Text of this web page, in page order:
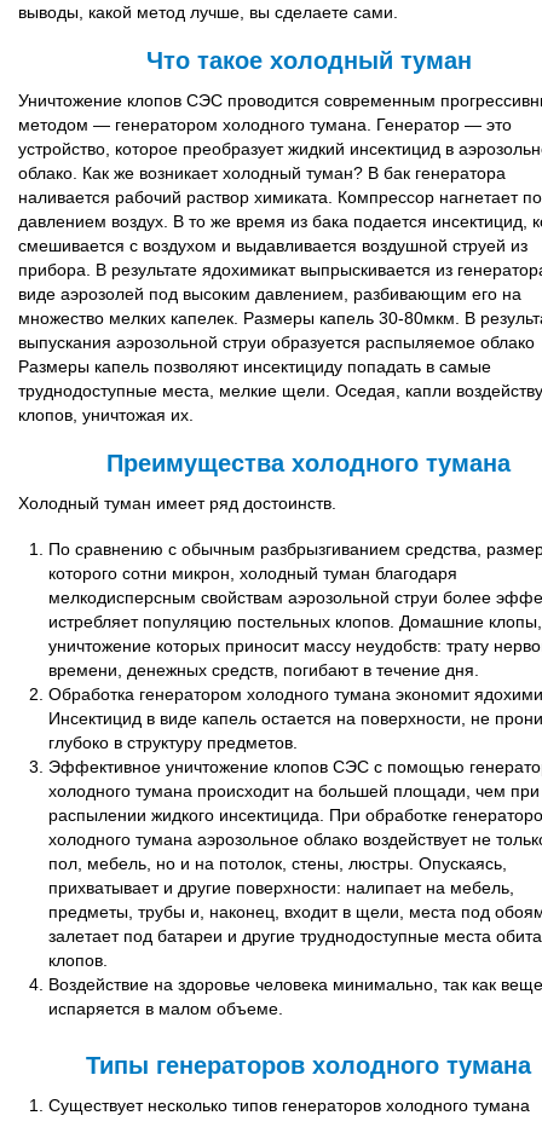
выводы, какой метод лучше, вы сделаете сами.
Что такое холодный туман
Уничтожение клопов СЭС проводится современным
методом — генератором холодного тумана. Генератор — это
устройство, которое преобразует жидкий инсектицид в
облако. Как же возникает холодный туман? В бак генератора
наливается рабочий раствор химиката. Компрессор нагнетает
давлением воздух. В то же время из бака подается инсектицид,
смешивается с воздухом и выдавливается воздушной струей из
прибора. В результате ядохимикат выпрыскивается из
виде аэрозолей под высоким давлением, разбивающим его на
множество мелких капелек. Размеры капель 30-80мкм. В
выпускания аэрозольной струи образуется распыляемое облако
Размеры капель позволяют инсектициду попадать в самые
труднодоступные места, мелкие щели. Оседая, капли
клопов, уничтожая их.
Преимущества холодного тумана
Холодный туман имеет ряд достоинств.
По сравнению с обычным разбрызгиванием средства,
которого сотни микрон, холодный туман благодаря
мелкодисперсным свойствам аэрозольной струи более
истребляет популяцию постельных клопов. Домашние клопы,
уничтожение которых приносит массу неудобств: трату
времени, денежных средств, погибают в течение дня.
Обработка генератором холодного тумана экономит
Инсектицид в виде капель остается на поверхности, не
глубоко в структуру предметов.
Эффективное уничтожение клопов СЭС с помощью
холодного тумана происходит на большей площади, чем при
распылении жидкого инсектицида. При обработке
холодного тумана аэрозольное облако воздействует не
пол, мебель, но и на потолок, стены, люстры. Опускаясь,
прихватывает и другие поверхности: налипает на мебель,
предметы, трубы и, наконец, входит в щели, места под
залетает под батареи и другие труднодоступные места
клопов.
Воздействие на здоровье человека минимально, так как
испаряется в малом объеме.
Типы генераторов холодного тумана
Существует несколько типов генераторов холодного тумана